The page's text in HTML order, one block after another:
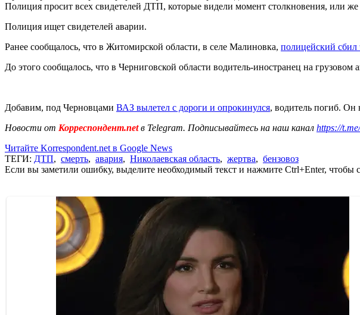
Полиция просит всех свидетелей ДТП, которые видели момент столкновения, или
Полиция ищет свидетелей аварии.
Ранее сообщалось, что в Житомирской области, в селе Малиновка, полицейский сбил
До этого сообщалось, что в Черниговской области водитель-иностранец на грузовом
Добавим, под Черновцами ВАЗ вылетел с дороги и опрокинулся, водитель погиб. Он
Новости от Корреспондент.netв Telegram. Подписывайтесь на наш канал https://
Читайте Korrespondent.net в Google News
ТЕГИ: ДТП, смерть, авария, Николаевская область, жертва, бензовоз
Если вы заметили ошибку, выделите необходимый текст и нажмите Ctrl+Enter, чтобы